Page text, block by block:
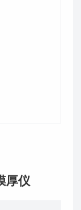
厚仪